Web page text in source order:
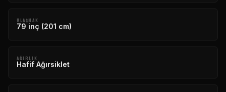
ULAŞMAK
79 inç (201 cm)
AĞIRLIK
Hafif Ağırsiklet